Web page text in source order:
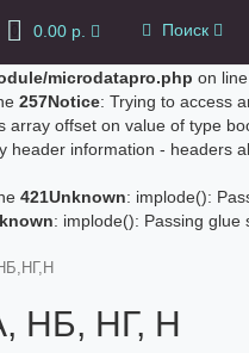
microdatapro.php on line
257Notice: Trying to access
array offset on value of type
header information - headers
421Unknown: implode():
: implode(): Passing glue
0.00 р. Поиск
НБ, НГ, Н